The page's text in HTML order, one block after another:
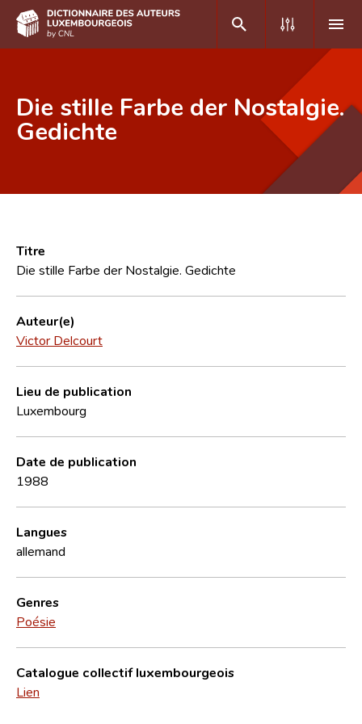
DE FR
Foire aux questions
CNL
Équipe scientifique
Contact
Die stille Farbe der Nostalgie.
Gedichte
Titre
Die stille Farbe der Nostalgie. Gedichte
Auteur(e)
Victor Delcourt
Lieu de publication
Luxembourg
Date de publication
1988
Langues
allemand
Genres
Poésie
Catalogue collectif luxembourgeois
Lien